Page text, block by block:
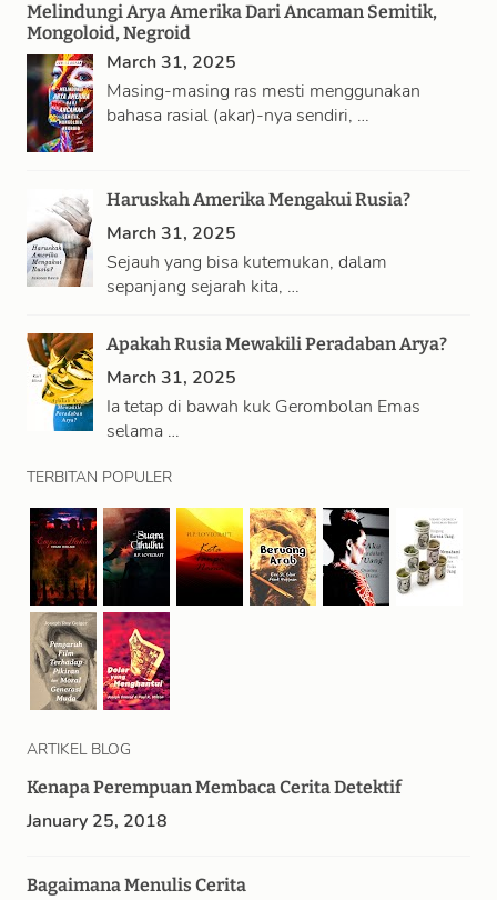
Melindungi Arya Amerika Dari Ancaman Semitik,
Mongoloid, Negroid
March 31, 2025
Masing-masing ras mesti menggunakan
bahasa rasial (akar)-nya sendiri, …
Haruskah Amerika Mengakui Rusia?
March 31, 2025
Sejauh yang bisa kutemukan, dalam
sepanjang sejarah kita, …
Apakah Rusia Mewakili Peradaban Arya?
March 31, 2025
Ia tetap di bawah kuk Gerombolan Emas
selama …
TERBITAN POPULER
ARTIKEL BLOG
Kenapa Perempuan Membaca Cerita Detektif
January 25, 2018
Bagaimana Menulis Cerita